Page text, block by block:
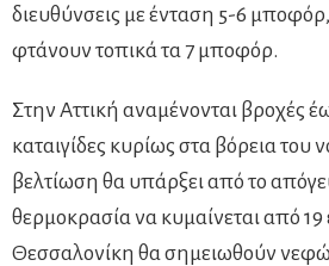
διευθύνσεις με ένταση 5-6
φτάνουν τοπικά τα 7 μποφόρ.
Στην Αττική αναμένονται βροχές
καταιγίδες κυρίως στα βόρεια του
βελτίωση θα υπάρξει από το
θερμοκρασία να κυμαίνεται από
Θεσσαλονίκη θα σημειωθούν